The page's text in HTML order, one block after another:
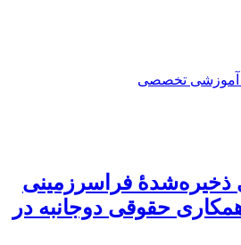
آموزشی تخصصی
ذخیره‌شدۀ فراسرزمینی
حقوقی دوجانبه در